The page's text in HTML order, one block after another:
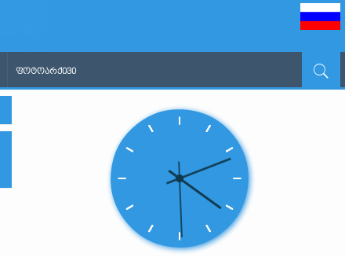
ᲤᲝᲢᲝᲐᲠᲥᲘᲕᲘ